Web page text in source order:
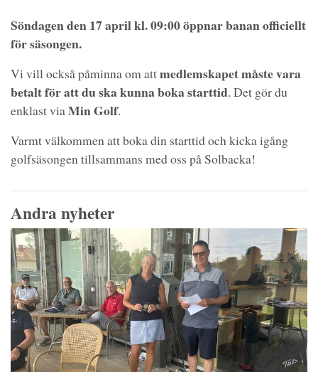
Söndagen den 17 april kl. 09:00 öppnar banan officiellt
för säsongen.
Vi vill också påminna om attmedlemskapet måste vara
betalt för att du ska kunna boka starttid. Det gör du
enklast viaMin Golf.
Varmt välkommen att boka din starttid och kicka igång
golfsäsongen tillsammans med oss på Solbacka!
Andra nyheter